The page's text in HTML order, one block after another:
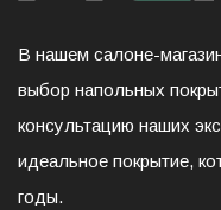
В нашем салоне-
выбор напольных
консультацию наших
идеальное покрытие,
годы.